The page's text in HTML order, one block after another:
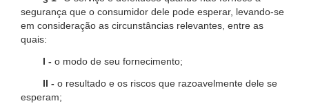
segurança que o consumidor dele pode esperar, levando-se
em consideração as circunstâncias relevantes, entre as
quais:
I - o modo de seu fornecimento;
II - o resultado e os riscos que razoavelmente dele se
esperam;